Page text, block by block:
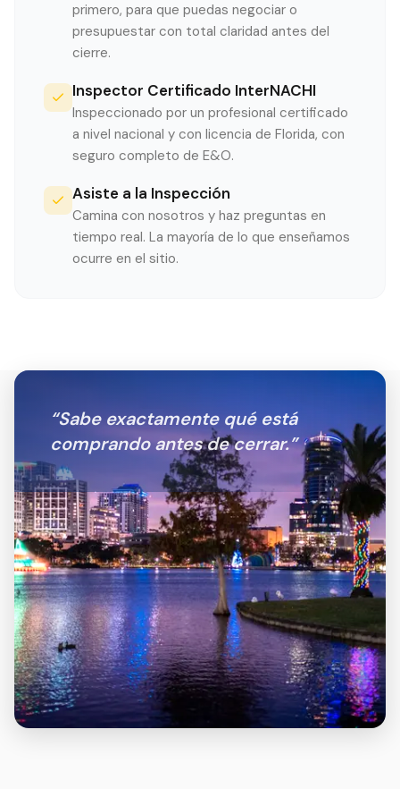
primero, para que puedas negociar o
presupuestar con total claridad antes del
cierre.
Inspector Certificado InterNACHI
Inspeccionado por un profesional certificado
a nivel nacional y con licencia de Florida, con
seguro completo de E&O.
Asiste a la Inspección
Camina con nosotros y haz preguntas en
tiempo real. La mayoría de lo que enseñamos
ocurre en el sitio.
“Sabe exactamente qué está
comprando antes de cerrar.”